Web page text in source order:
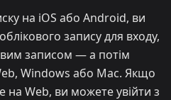
на iOS або Android, ви
запису для входу,
записом — а потім
Windows або Mac. Якщо
Web, ви можете увійти з